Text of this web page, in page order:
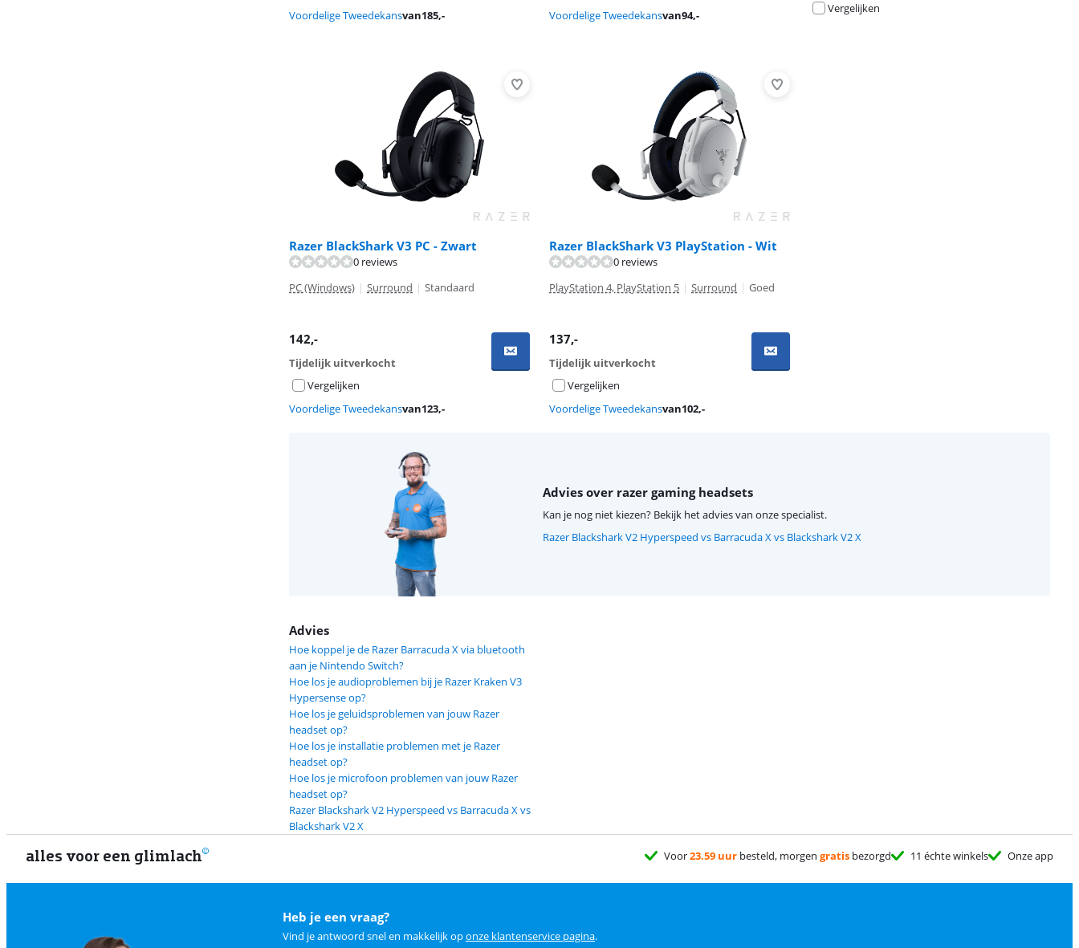
Voordelige Tweedekansvan185,-
Voordelige Tweedekansvan94,-
Vergelijken
Razer BlackShark V3 PC - Zwart
0 reviews
PC (Windows) | Surround | Standaard
142,-
Tijdelijk uitverkocht
Vergelijken
Voordelige Tweedekansvan123,-
Razer BlackShark V3 PlayStation - Wit
0 reviews
PlayStation 4, PlayStation 5 | Surround | Goed
137,-
Tijdelijk uitverkocht
Vergelijken
Voordelige Tweedekansvan102,-
Advies over razer gaming headsets
Kan je nog niet kiezen? Bekijk het advies van onze specialist.
Razer Blackshark V2 Hyperspeed vs Barracuda X vs Blackshark V2 X
Advies
Hoe koppel je de Razer Barracuda X via bluetooth
aan je Nintendo Switch?
Hoe los je audioproblemen bij je Razer Kraken V3
Hypersense op?
Hoe los je geluidsproblemen van jouw Razer
headset op?
Hoe los je installatie problemen met je Razer
headset op?
Hoe los je microfoon problemen van jouw Razer
headset op?
Razer Blackshark V2 Hyperspeed vs Barracuda X vs
Blackshark V2 X
alles voor een glimlach Voor23.59 uur besteld, morgen gratis bezorgd 11 échte winkels Onze app
Heb je een vraag?
Vind je antwoord snel en makkelijk oponze klantenservice pagina.